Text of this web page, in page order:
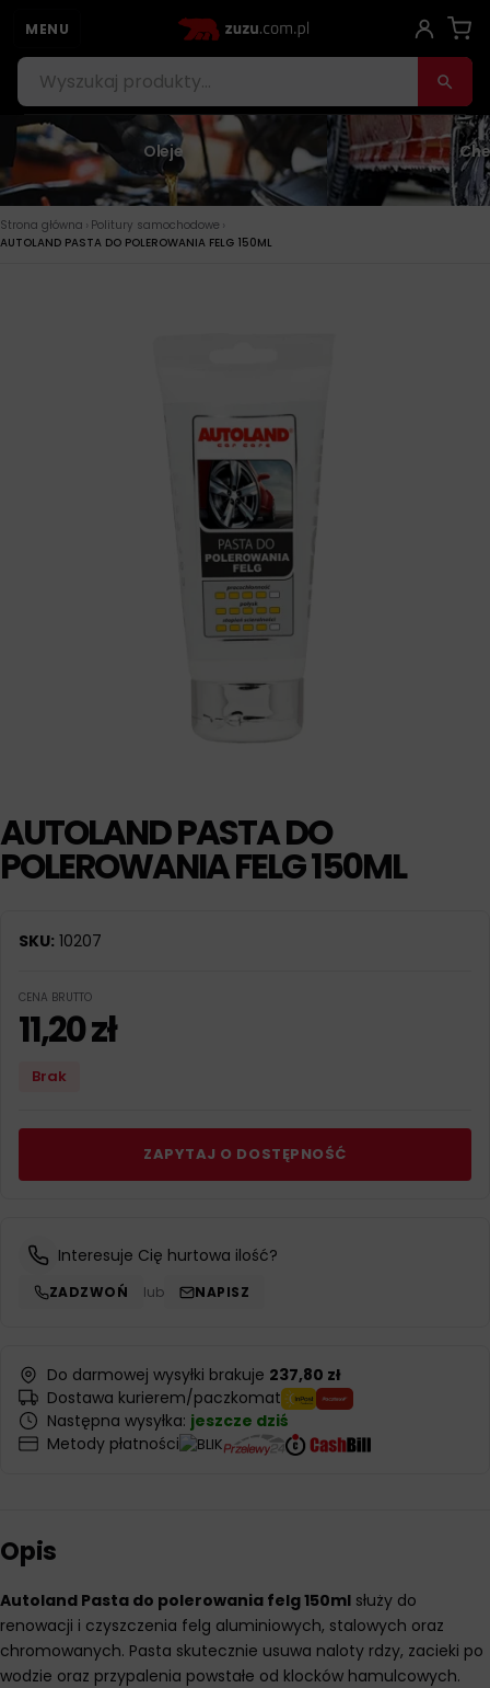
MENU
Oleje
Strona główna › Politury samochodowe ›
AUTOLAND PASTA DO POLEROWANIA FELG 150ML
AUTOLAND PASTA DO
POLEROWANIA FELG 150ML
SKU: 10207
CENA BRUTTO
11,20zł
Brak
ZAPYTAJ O DOSTĘPNOŚĆ
Interesuje Cię hurtowa ilość?
ZADZWOŃ lub NAPISZ
Do darmowej wysyłki brakuje 237,80 zł
Dostawa kurierem/paczkomat
Następna wysyłka: jeszcze dziś
Metody płatności
Opis
Autoland Pasta do polerowania felg 150ml służy do
renowacji i czyszczenia felg aluminiowych, stalowych oraz
chromowanych. Pasta skutecznie usuwa naloty rdzy, zacieki po
wodzie oraz przypalenia powstałe od klocków hamulcowych.